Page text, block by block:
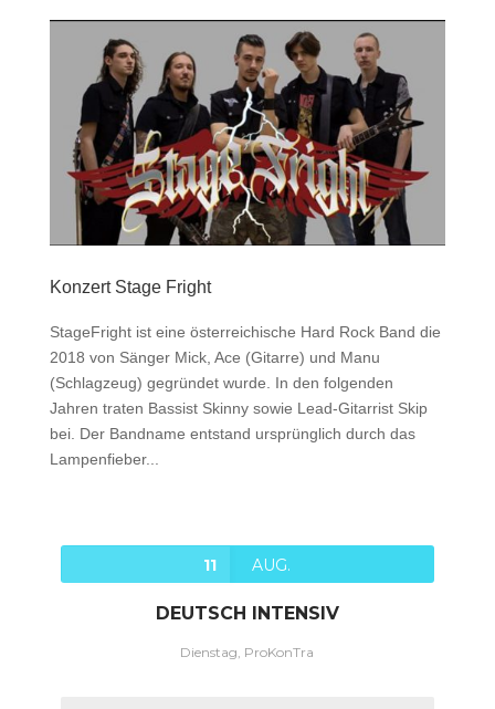
Konzert Stage Fright
StageFright ist eine österreichische Hard Rock Band die
2018 von Sänger Mick, Ace (Gitarre) und Manu
(Schlagzeug) gegründet wurde. In den folgenden
Jahren traten Bassist Skinny sowie Lead-Gitarrist Skip
bei. Der Bandname entstand ursprünglich durch das
Lampenfieber...
11 AUG.
DEUTSCH INTENSIV
Dienstag, ProKonTra